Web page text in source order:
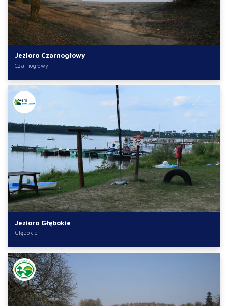
Jezioro Czarnogłowy
Czarnogłowy
Jezioro Głębokie
Głębokie